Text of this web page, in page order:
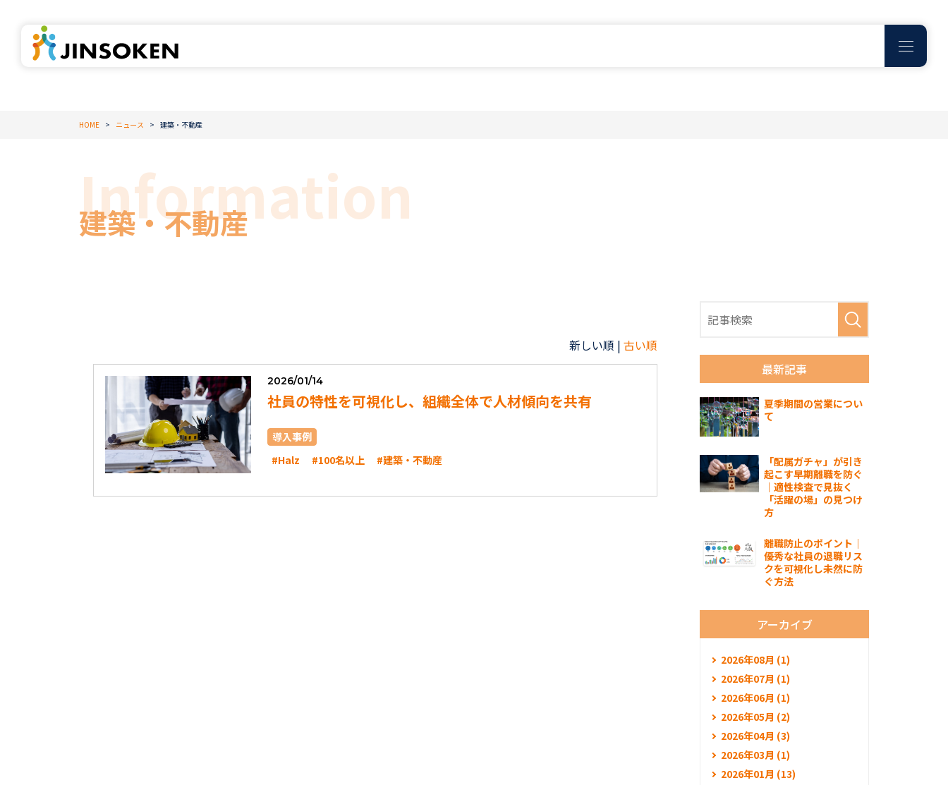
HOME ニュース 建築・不動産
建築・不動産
新しい順 | 古い順
2026/01/14
社員の特性を可視化し、組織全体で人材傾向を共有
導入事例
#Halz
#100名以上 #建築・不動産
最新記事
夏季期間の営業につい
て
「配属ガチャ」が引き
起こす早期離職を防ぐ
｜適性検査で見抜く
「活躍の場」の見つけ
方
離職防止のポイント｜
優秀な社員の退職リス
クを可視化し未然に防
ぐ方法
アーカイブ
2026年08月 (1)
2026年07月 (1)
2026年06月 (1)
2026年05月 (2)
2026年04月 (3)
2026年03月 (1)
2026年01月 (13)